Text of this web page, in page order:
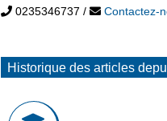
0235346737 / Contactez-
Historique des articles